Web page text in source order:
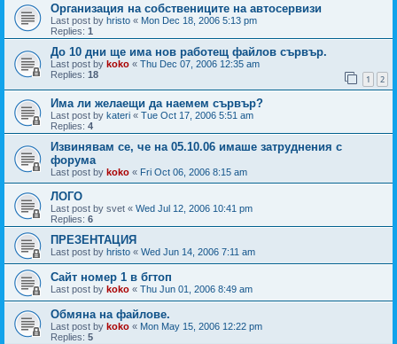
Организация на собствениците на автосервизи
Last post by hristo « Mon Dec 18, 2006 5:13 pm
Replies: 1
До 10 дни ще има нов работещ файлов сървър.
Last post by koko « Thu Dec 07, 2006 12:35 am
Replies: 18 1 2
Има ли желаещи да наемем сървър?
Last post by kateri « Tue Oct 17, 2006 5:51 am
Replies: 4
Извинявам се, че на 05.10.06 имаше затруднения с
форума
Last post by koko « Fri Oct 06, 2006 8:15 am
ЛОГО
Last post by svet « Wed Jul 12, 2006 10:41 pm
Replies: 6
ПРЕЗЕНТАЦИЯ
Last post by hristo « Wed Jun 14, 2006 7:11 am
Сайт номер 1 в бгтоп
Last post by koko « Thu Jun 01, 2006 8:49 am
Обмяна на файлове.
Last post by koko « Mon May 15, 2006 12:22 pm
Replies: 5